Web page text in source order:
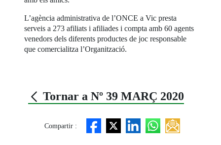
L’agència administrativa de l’ONCE a Vic presta
serveis a 273 afiliats i afiliades i compta amb 60 agents
venedors dels diferents productes de joc responsable
que comercialitza l’Organització.
Tornar a Nº 39 MARÇ 2020
Compartir :